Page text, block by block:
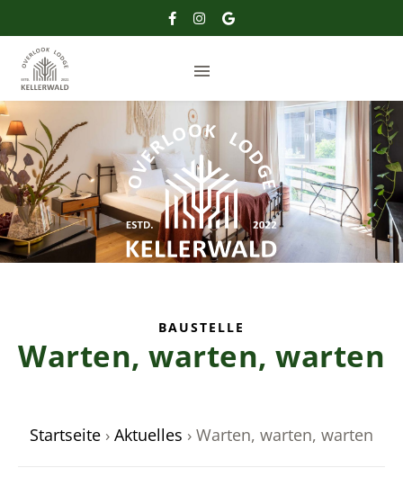
BAUSTELLE
Warten, warten, warten
Startseite › Aktuelles › Warten, warten, warten